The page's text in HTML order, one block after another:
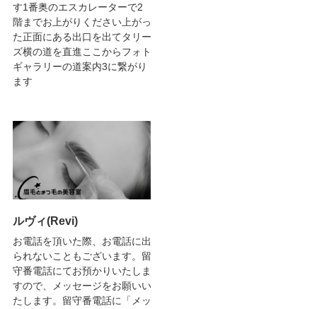
す1番奥のエスカレーターで2
階までお上がりください上がっ
た正面にある出口を出てタリー
ズ横の道を直進ここからフォト
ギャラリーの道案内3に繋がり
ます
ルヴィ(Revi)
お電話を頂いた際、お電話に出
られないこともございます。留
守番電話にてお預かりいたしま
すので、メッセージをお願いい
たします。留守番電話に「メッ